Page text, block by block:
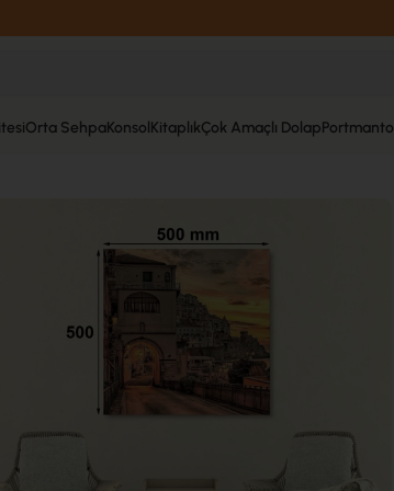
Orta SehpaKonsol KitaplıkÇok Amaçlı DolapPortmanto